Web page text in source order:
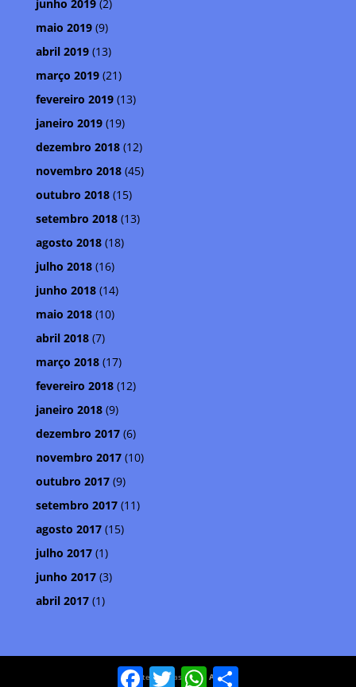
junho 2019(2)
maio 2019(9)
abril 2019(13)
março 2019(21)
fevereiro 2019(13)
janeiro 2019(19)
dezembro 2018(12)
novembro 2018(45)
outubro 2018(15)
setembro 2018(13)
agosto 2018(18)
julho 2018(16)
junho 2018(14)
maio 2018(10)
abril 2018(7)
março 2018(17)
fevereiro 2018(12)
janeiro 2018(9)
dezembro 2017(6)
novembro 2017(10)
outubro 2017(9)
setembro 2017(11)
agosto 2017(15)
julho 2017(1)
junho 2017(3)
abril 2017(1)
© Meteoro Brasil . PorAldeia
FacebookTwitterWhatsApp